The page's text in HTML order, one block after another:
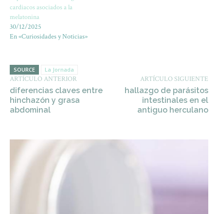
cardiacos asociados a la
melatonina
30/12/2025
En «Curiosidades y Noticias»
SOURCE La Jornada
ARTÍCULO ANTERIOR
diferencias claves entre
hinchazón y grasa
abdominal
ARTÍCULO SIGUIENTE
hallazgo de parásitos
intestinales en el
antiguo herculano